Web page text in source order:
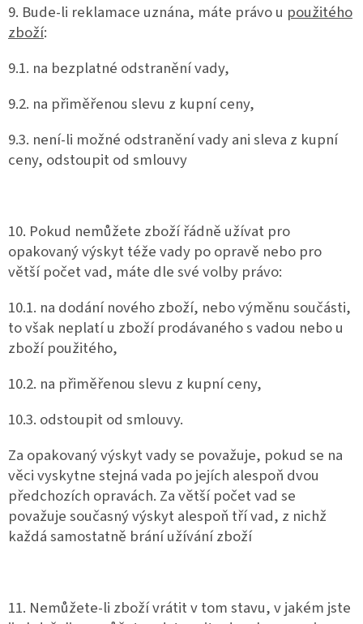
9. Bude-li reklamace uznána, máte právo u použitého
zboží:
9.1. na bezplatné odstranění vady,
9.2. na přiměřenou slevu z kupní ceny,
9.3. není-li možné odstranění vady ani sleva z kupní
ceny, odstoupit od smlouvy
10. Pokud nemůžete zboží řádně užívat pro
opakovaný výskyt téže vady po opravě nebo pro
větší počet vad, máte dle své volby právo:
10.1. na dodání nového zboží, nebo výměnu součásti,
to však neplatí u zboží prodávaného s vadou nebo u
zboží použitého,
10.2. na přiměřenou slevu z kupní ceny,
10.3. odstoupit od smlouvy.
Za opakovaný výskyt vady se považuje, pokud se na
věci vyskytne stejná vada po jejích alespoň dvou
předchozích opravách. Za větší počet vad se
považuje současný výskyt alespoň tří vad, z nichž
každá samostatně brání užívání zboží
11. Nemůžete-li zboží vrátit v tom stavu, v jakém jste